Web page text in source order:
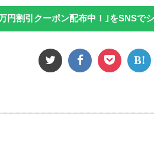
円割引クーポン配布中！｣をSNSで
B!